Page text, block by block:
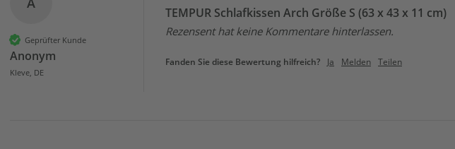
Geprüfter Kunde
Anonym
Kleve, DE
TEMPUR Schlafkissen Arch Größe S (63 x 43 x 11 cm)
Rezensent hat keine Kommentare hinterlassen.
Fanden Sie diese Bewertung hilfreich? Ja Melden Teilen